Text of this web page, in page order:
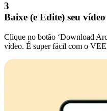
3
Baixe (e Edite) seu vídeo
Clique no botão ‘Download
vídeo. É super fácil com o